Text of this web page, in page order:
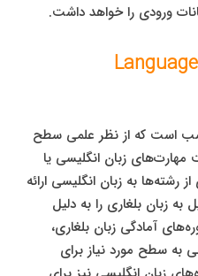
ورودی را خواهد داشت.
دوره‌های آمادگی زبان (Language
است که از نظر علمی سطح
مهارت‌های زبان انگلیسی یا
رشته‌ها به زبان انگلیسی ارائه
زبان بلغاری را به دلیل
آمادگی زبان بلغاری،
سطح مورد نیاز برای